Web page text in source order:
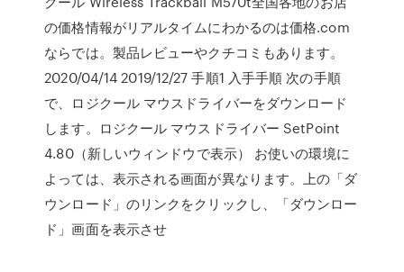
の価格情報がリアルタイムにわかるのは価格.com
ならでは。製品レビューやクチコミもあります。
2020/04/14 2019/12/27 手順1 入手手順 次の手順
で、ロジクール マウスドライバーをダウンロード
します。ロジクール マウスドライバー SetPoint
4.80（新しいウィンドウで表示） お使いの環境に
よっては、表示される画面が異なります。上の「ダ
ウンロード」のリンクをクリックし、「ダウンロー
ド」画面を表示させ